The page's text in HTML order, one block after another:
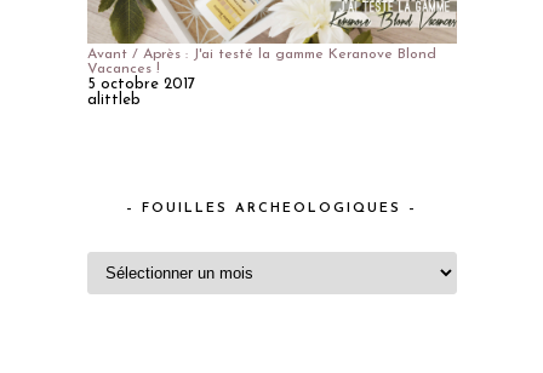
Avant / Après : J'ai testé la gamme Keranove Blond
Vacances !
5 octobre 2017
alittleb
– FOUILLES ARCHEOLOGIQUES –